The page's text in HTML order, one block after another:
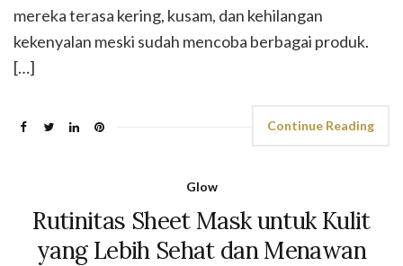
mereka terasa kering, kusam, dan kehilangan
kekenyalan meski sudah mencoba berbagai produk.
[…]
Continue Reading
Glow
Rutinitas Sheet Mask untuk Kulit
yang Lebih Sehat dan Menawan